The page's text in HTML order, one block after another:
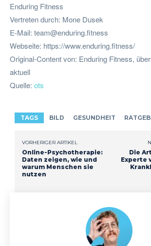
Enduring Fitness
Vertreten durch: Mone Dusek
E-Mail: team@enduring.fitness
Webseite: https://www.enduring.fitness/
Original-Content von: Enduring Fitness,
aktuell
Quelle: ots
TAGS BILD GESUNDHEIT
VORHERIGER ARTIKEL
Online-Psychotherapie:
Daten zeigen, wie und
warum Menschen sie
nutzen
Die
Experte